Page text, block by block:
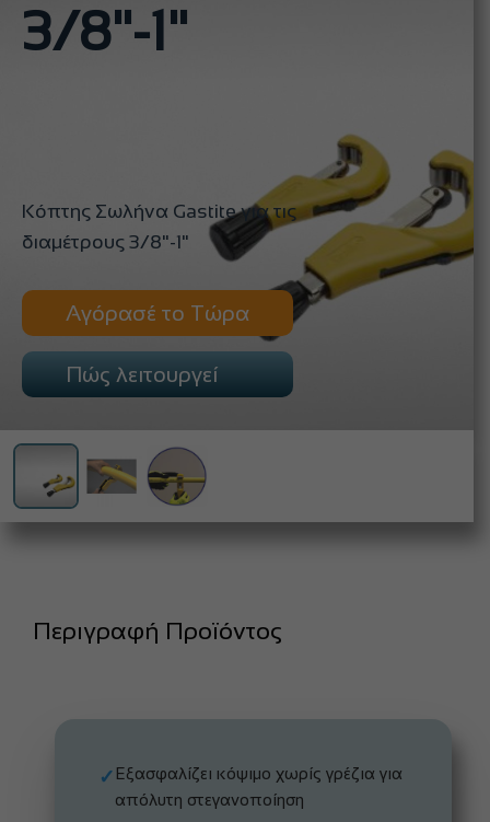
3/8"-1"
Κόπτης Σωλήνα Gastite για τις
διαμέτρους 3/8"-1"
Αγόρασέ το Τώρα
Πώς λειτουργεί
Περιγραφή Προϊόντος
✓ Εξασφαλίζει κόψιμο χωρίς γρέζια για
απόλυτη στεγανοποίηση